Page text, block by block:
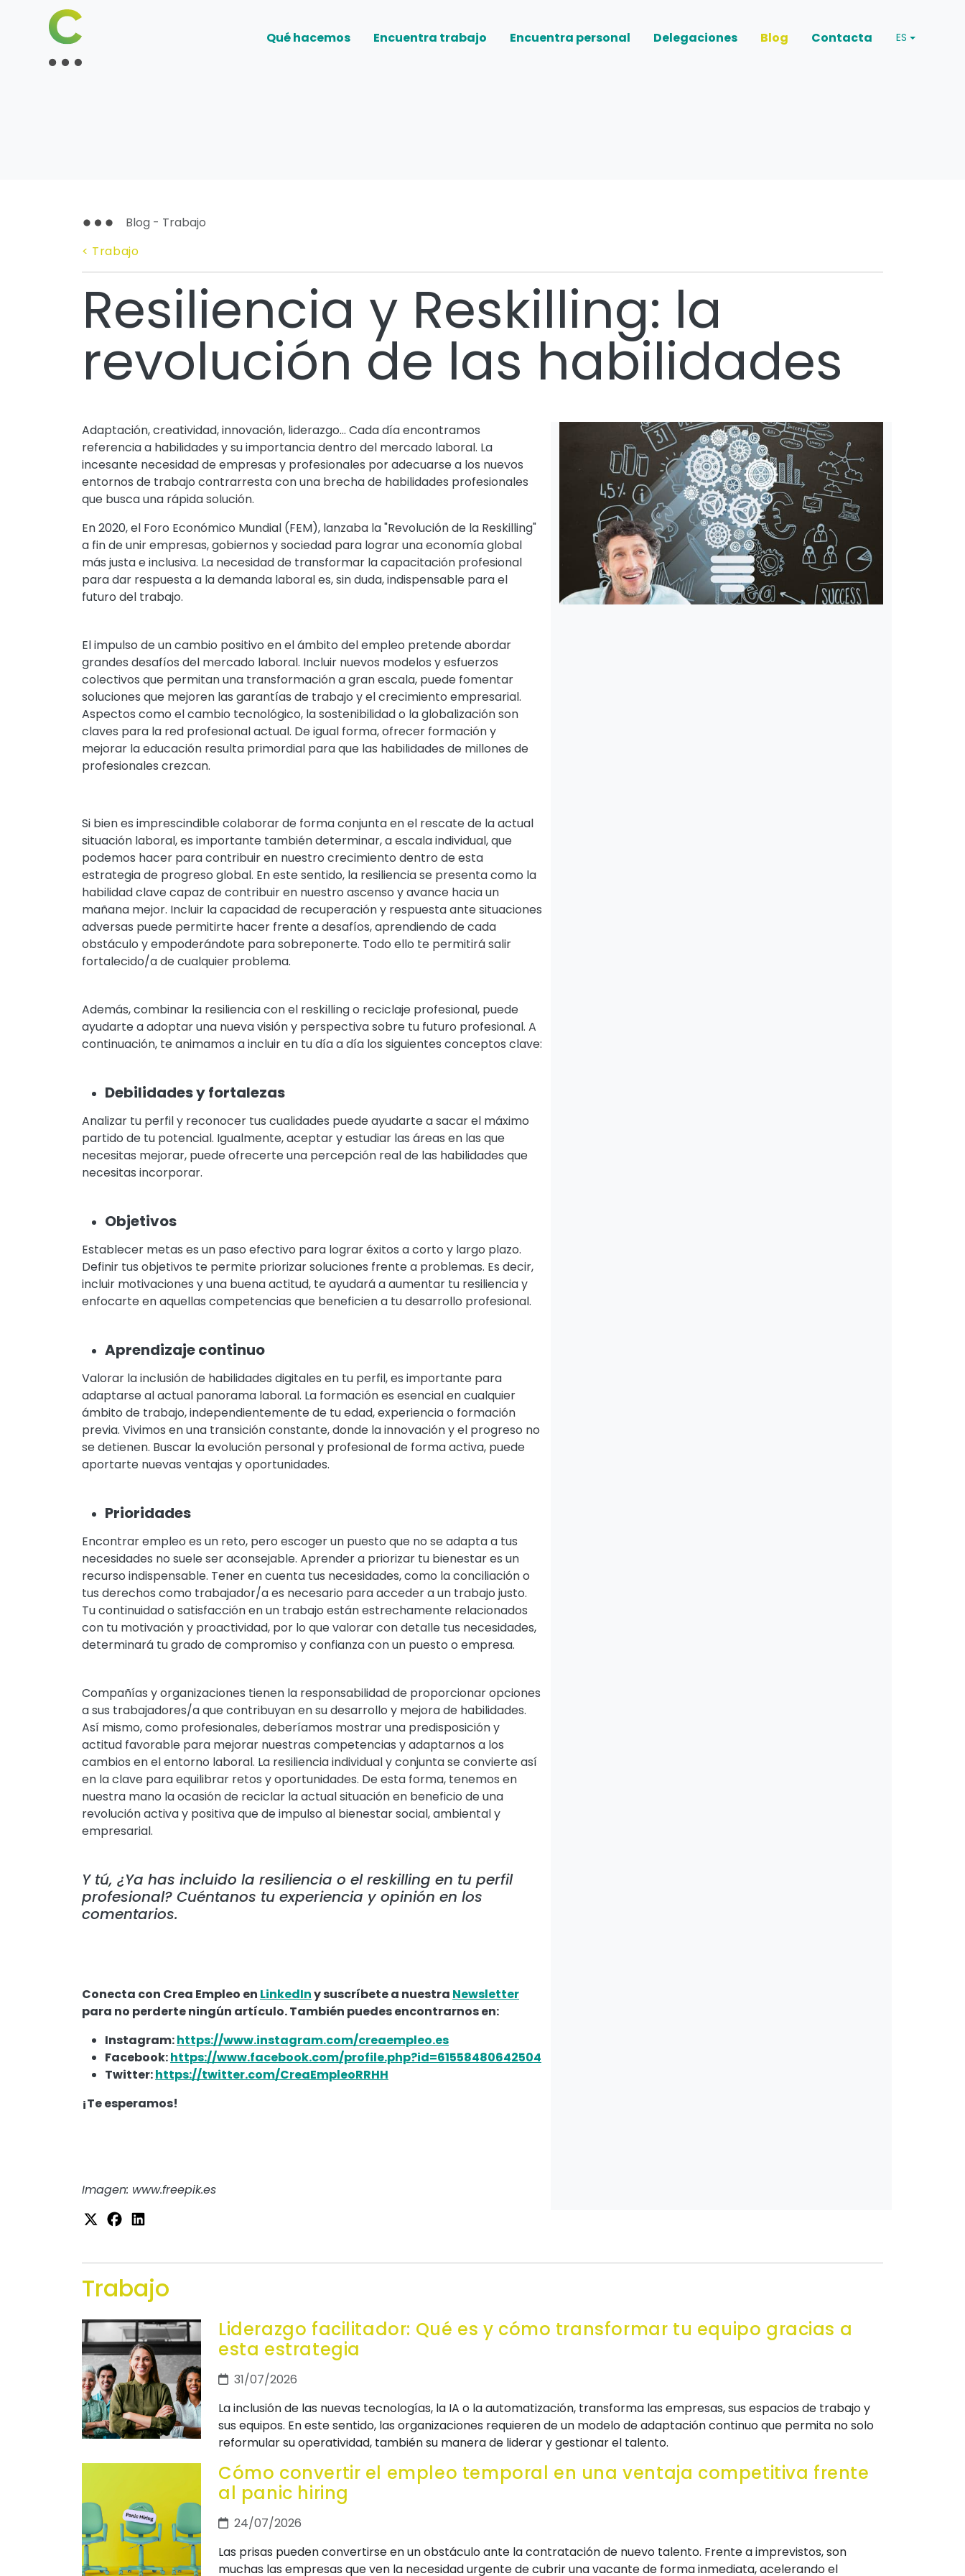
Qué hacemos Encuentra trabajo Encuentra personal Delegaciones Blog Contacta ES
Blog - Trabajo
< Trabajo
Resiliencia y Reskilling: la
revolución de las habilidades
Adaptación, creatividad, innovación, liderazgo... Cada día encontramos
referencia a habilidades y su importancia dentro del mercado laboral. La
incesante necesidad de empresas y profesionales por adecuarse a los nuevos
entornos de trabajo contrarresta con una brecha de habilidades profesionales
que busca una rápida solución.
En 2020, el Foro Económico Mundial (FEM), lanzaba la "Revolución de la Reskilling"
a fin de unir empresas, gobiernos y sociedad para lograr una economía global
más justa e inclusiva. La necesidad de transformar la capacitación profesional
para dar respuesta a la demanda laboral es, sin duda, indispensable para el
futuro del trabajo.
El impulso de un cambio positivo en el ámbito del empleo pretende abordar
grandes desafíos del mercado laboral. Incluir nuevos modelos y esfuerzos
colectivos que permitan una transformación a gran escala, puede fomentar
soluciones que mejoren las garantías de trabajo y el crecimiento empresarial.
Aspectos como el cambio tecnológico, la sostenibilidad o la globalización son
claves para la red profesional actual. De igual forma, ofrecer formación y
mejorar la educación resulta primordial para que las habilidades de millones de
profesionales crezcan.
Si bien es imprescindible colaborar de forma conjunta en el rescate de la actual
situación laboral, es importante también determinar, a escala individual, que
podemos hacer para contribuir en nuestro crecimiento dentro de esta
estrategia de progreso global. En este sentido, la resiliencia se presenta como la
habilidad clave capaz de contribuir en nuestro ascenso y avance hacia un
mañana mejor. Incluir la capacidad de recuperación y respuesta ante situaciones
adversas puede permitirte hacer frente a desafíos, aprendiendo de cada
obstáculo y empoderándote para sobreponerte. Todo ello te permitirá salir
fortalecido/a de cualquier problema.
Además, combinar la resiliencia con el reskilling o reciclaje profesional, puede
ayudarte a adoptar una nueva visión y perspectiva sobre tu futuro profesional. A
continuación, te animamos a incluir en tu día a día los siguientes conceptos clave:
Debilidades y fortalezas
Analizar tu perfil y reconocer tus cualidades puede ayudarte a sacar el máximo
partido de tu potencial. Igualmente, aceptar y estudiar las áreas en las que
necesitas mejorar, puede ofrecerte una percepción real de las habilidades que
necesitas incorporar.
Objetivos
Establecer metas es un paso efectivo para lograr éxitos a corto y largo plazo.
Definir tus objetivos te permite priorizar soluciones frente a problemas. Es decir,
incluir motivaciones y una buena actitud, te ayudará a aumentar tu resiliencia y
enfocarte en aquellas competencias que beneficien a tu desarrollo profesional.
Aprendizaje continuo
Valorar la inclusión de habilidades digitales en tu perfil, es importante para
adaptarse al actual panorama laboral. La formación es esencial en cualquier
ámbito de trabajo, independientemente de tu edad, experiencia o formación
previa. Vivimos en una transición constante, donde la innovación y el progreso no
se detienen. Buscar la evolución personal y profesional de forma activa, puede
aportarte nuevas ventajas y oportunidades.
Prioridades
Encontrar empleo es un reto, pero escoger un puesto que no se adapta a tus
necesidades no suele ser aconsejable. Aprender a priorizar tu bienestar es un
recurso indispensable. Tener en cuenta tus necesidades, como la conciliación o
tus derechos como trabajador/a es necesario para acceder a un trabajo justo.
Tu continuidad o satisfacción en un trabajo están estrechamente relacionados
con tu motivación y proactividad, por lo que valorar con detalle tus necesidades,
determinará tu grado de compromiso y confianza con un puesto o empresa.
Compañías y organizaciones tienen la responsabilidad de proporcionar opciones
a sus trabajadores/a que contribuyan en su desarrollo y mejora de habilidades.
Así mismo, como profesionales, deberíamos mostrar una predisposición y
actitud favorable para mejorar nuestras competencias y adaptarnos a los
cambios en el entorno laboral. La resiliencia individual y conjunta se convierte así
en la clave para equilibrar retos y oportunidades. De esta forma, tenemos en
nuestra mano la ocasión de reciclar la actual situación en beneficio de una
revolución activa y positiva que de impulso al bienestar social, ambiental y
empresarial.
Y tú, ¿Ya has incluido la resiliencia o el reskilling en tu perfil
profesional? Cuéntanos tu experiencia y opinión en los
comentarios.
Conecta con Crea Empleo en LinkedIny suscríbete a nuestra Newsletter
para no perderte ningún artículo. También puedes encontrarnos en:
Instagram:https://www.instagram.com/creaempleo.es
Facebook:https://www.facebook.com/profile.php?id=61558480642504
Twitter:https://twitter.com/CreaEmpleoRRHH
¡Te esperamos!
Imagen: www.freepik.es
Trabajo
Liderazgo facilitador: Qué es y cómo transformar tu equipo gracias a
esta estrategia
31/07/2026
La inclusión de las nuevas tecnologías, la IA o la automatización, transforma las empresas, sus espacios de trabajo y
sus equipos. En este sentido, las organizaciones requieren de un modelo de adaptación continuo que permita no solo
reformular su operatividad, también su manera de liderar y gestionar el talento.
Cómo convertir el empleo temporal en una ventaja competitiva frente
al panic hiring
24/07/2026
Las prisas pueden convertirse en un obstáculo ante la contratación de nuevo talento. Frente a imprevistos, son
muchas las empresas que ven la necesidad urgente de cubrir una vacante de forma inmediata, acelerando el